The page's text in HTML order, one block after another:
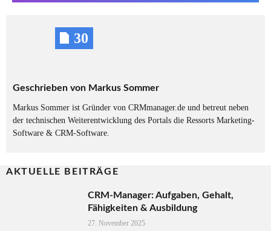
Geschrieben von Markus Sommer
Markus Sommer ist Gründer von CRMmanager.de und betreut neben
der technischen Weiterentwicklung des Portals die Ressorts Marketing-
Software & CRM-Software.
30
AKTUELLE BEITRÄGE
CRM-Manager: Aufgaben, Gehalt,
Fähigkeiten & Ausbildung
27. November 2025